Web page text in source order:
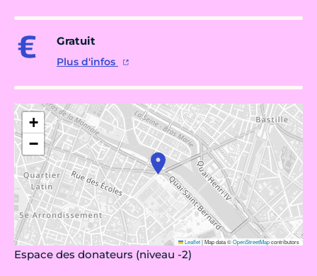
Gratuit
Plus d'infos
+
−
Leaflet|Map data ©OpenStreetMapcontributors
Espace des donateurs (niveau -2)